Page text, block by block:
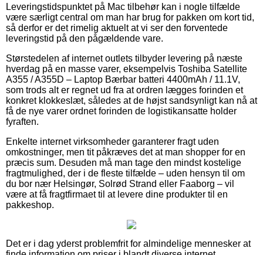
Leveringstidspunktet på Mac tilbehør kan i nogle tilfælde
være særligt central om man har brug for pakken om kort tid,
så derfor er det rimelig aktuelt at vi ser den forventede
leveringstid på den pågældende vare.
Størstedelen af internet outlets tilbyder levering på næste
hverdag på en masse varer, eksempelvis Toshiba Satellite
A355 / A355D – Laptop Bærbar batteri 4400mAh / 11.1V,
som trods alt er regnet ud fra at ordren lægges forinden et
konkret klokkeslæt, således at de højst sandsynligt kan nå at
få de nye varer ordnet forinden de logistikansatte holder
fyraften.
Enkelte internet virksomheder garanterer fragt uden
omkostninger, men tit påkræves det at man shopper for en
præcis sum. Desuden må man tage den mindst kostelige
fragtmulighed, der i de fleste tilfælde – uden hensyn til om
du bor nær Helsingør, Solrød Strand eller Faaborg – vil
være at få fragtfirmaet til at levere dine produkter til en
pakkeshop.
Det er i dag yderst problemfrit for almindelige mennesker at